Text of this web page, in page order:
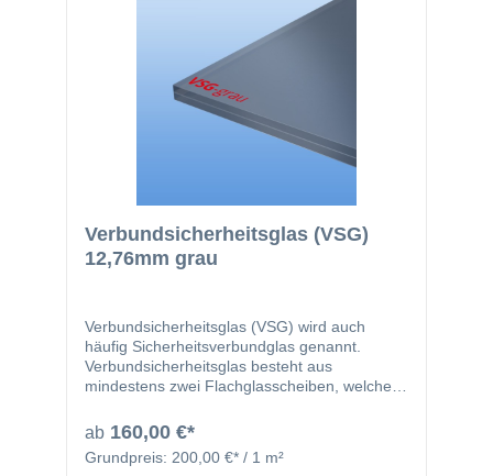
Verbundsicherheitsglas (VSG)
12,76mm grau
Verbundsicherheitsglas (VSG) wird auch
häufig Sicherheitsverbundglas genannt.
Verbundsicherheitsglas besteht aus
mindestens zwei Flachglasscheiben, welche
zähelastische Folien miteinander verbunden
werden. Durch die Folie werden Verletzungen
bei Bruch der Scheiben deutlich verringert, da
ab 160,00 €*
Grundpreis: 200,00 €* / 1 m²